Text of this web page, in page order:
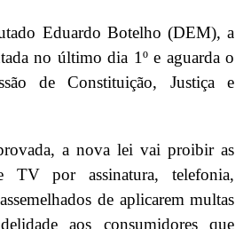
Eduardo Botelho (DEM), a
no último dia 1º e aguarda o
de Constituição, Justiça e
a nova lei vai proibir as
TV por assinatura, telefonia,
de aplicarem multas
aos consumidores que